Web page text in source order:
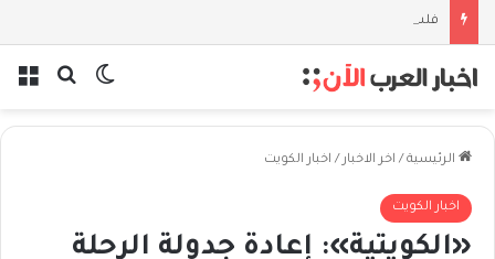
فلسفة الخيط والموج: نصف قرن في مدرسة البحر مع غسان المزيدي
بحثالوضع
الرئيسية / اخر الاخبار / اخبار الكويت
اخبار الكويت
«الكويتية»: إعادة جدولة الرحلة